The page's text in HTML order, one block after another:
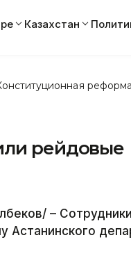
Казахстан
реформа
рейдовые
– Сотрудники
Астанинского